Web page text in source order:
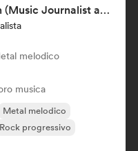
Andreas Schiffmann (Music Journalist and Label Assistant)
melodico
musica
Metal melodico
Rock progressivo